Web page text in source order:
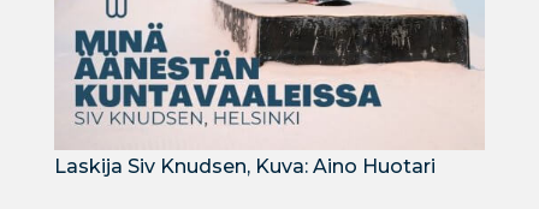
Laskija Siv Knudsen, Kuva: Aino Huotari